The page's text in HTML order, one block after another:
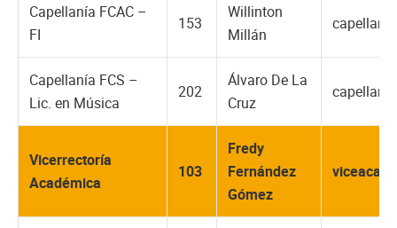
Capellanía FCAC –
FI
153
Willinton
Millán
Capellanía FCS –
Lic. en Música
202
Álvaro De La
Cruz
Vicerrectoría
Académica
103
Fredy
Fernández
Gómez